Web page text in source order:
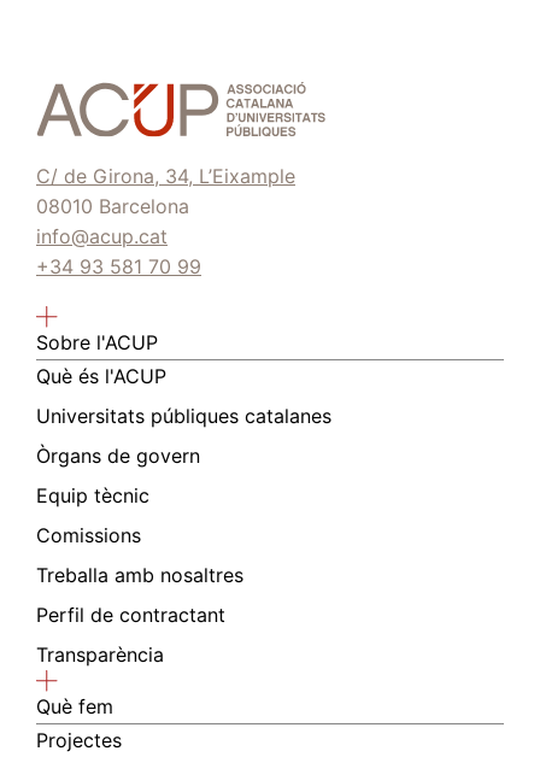
C/ de Girona, 34, L’Eixample
08010 Barcelona
info@acup.cat
+34 93 581 70 99
Sobre l'ACUP
Què és l'ACUP
Universitats públiques catalanes
Òrgans de govern
Equip tècnic
Comissions
Treballa amb nosaltres
Perfil de contractant
Transparència
Què fem
Projectes